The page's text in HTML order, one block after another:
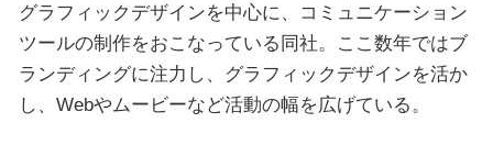
グラフィックデザインを中心に、コミュニケーション
ツールの制作をおこなっている同社。ここ数年ではブ
ランディングに注力し、グラフィックデザインを活か
し、Webやムービーなど活動の幅を広げている。